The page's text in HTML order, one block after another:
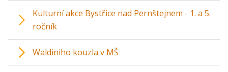
Kulturní akce Bystřice nad Pernštejnem - 1. a 5.
ročník
Waldiniho kouzla v MŠ